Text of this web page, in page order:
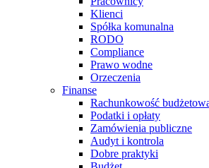
Klienci
Spółka komunalna
RODO
Compliance
Prawo wodne
Orzeczenia
Finanse
Rachunkowość
Podatki i opłaty
Zamówienia publiczne
Audyt i kontrola
Dobre praktyki